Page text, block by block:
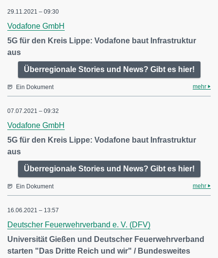
29.11.2021 – 09:30
Vodafone GmbH
5G für den Kreis Lippe: Vodafone baut Infrastruktur
aus
Überregionale Stories und News? Gibt es hier!
Ein Dokument mehr
07.07.2021 – 09:32
Vodafone GmbH
5G für den Kreis Lippe: Vodafone baut Infrastruktur
aus
Überregionale Stories und News? Gibt es hier!
Ein Dokument mehr
16.06.2021 – 13:57
Deutscher Feuerwehrverband e. V. (DFV)
Universität Gießen und Deutscher Feuerwehrverband
starten "Das Dritte Reich und wir" / Bundesweites